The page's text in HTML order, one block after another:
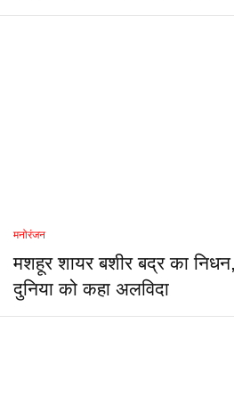
मनोरंजन
मशहूर शायर बशीर बद्र का
दुनिया को कहा अलविदा